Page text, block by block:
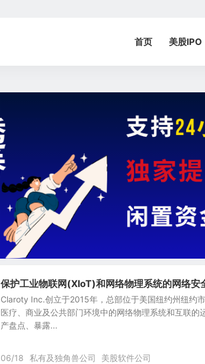
首页 美股IPO
保护工业物联网(XIoT)和网络物理系统的网络
Claroty Inc.创立于2015年，总部位于美国纽约州纽约
医疗、商业及公共部门环境中的网络物理系统和互联的
产盘点、暴露...
06/18 私有及独角兽公司 美股软件公司